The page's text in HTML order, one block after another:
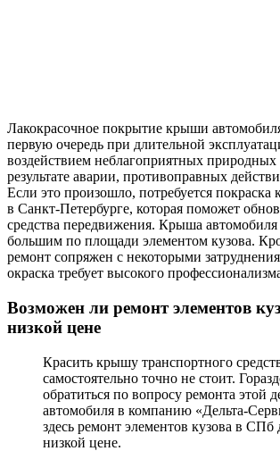
Лакокрасочное покрытие крыши
первую очередь при длительной
воздействием неблагоприятных
результате аварии, противоправных
Если это произошло, потребуется
в Санкт-Петербурге, которая поможет
средства передвижения. Крыша автомобиля
большим по площади элементом кузова.
ремонт сопряжен с некоторыми
окраска требует высокого
Возможен ли ремонт элементов
низкой цене
Красить крышу транспортного
самостоятельно точно не стоит.
обратиться по вопросу ремонта этой
автомобиля в компанию «Дельта-
здесь ремонт элементов кузова в СПб
низкой цене.